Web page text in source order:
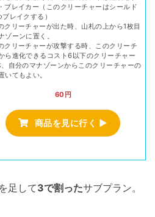
ブレイカー（このクリーチャーはシールド
レイクする）
クリーチャーが出た時、山札の上から1枚目
ゾーンに置く。
クリーチャーが攻撃する時、このクリーチ
ら進化できるコスト6以下のクリーチャー
、自分のマナゾーンからこのクリーチャーの
いてもよい。
60円
商品を見に行く ▶
足して3で割ったサブプラン。